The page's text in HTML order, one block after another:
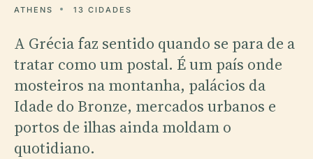
ATHENS 13 CIDADES
A Grécia faz sentido quando se para de a
tratar como um postal. É um país onde
mosteiros na montanha, palácios da
Idade do Bronze, mercados urbanos e
portos de ilhas ainda moldam o
quotidiano.